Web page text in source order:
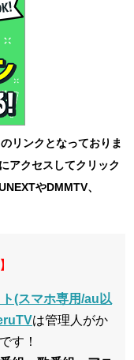
のリンクとなっておりま
アクセスしてクリック
やDMMTV、
(スマホ専用/au以
は管理人がか
す！